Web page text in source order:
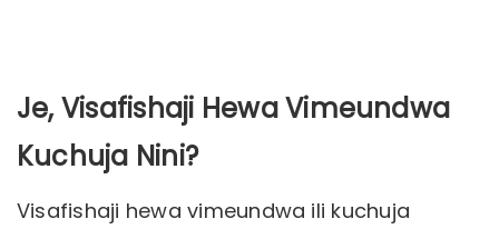
Je, Visafishaji Hewa Vimeundwa
Kuchuja Nini?
Visafishaji hewa vimeundwa ili kuchuja